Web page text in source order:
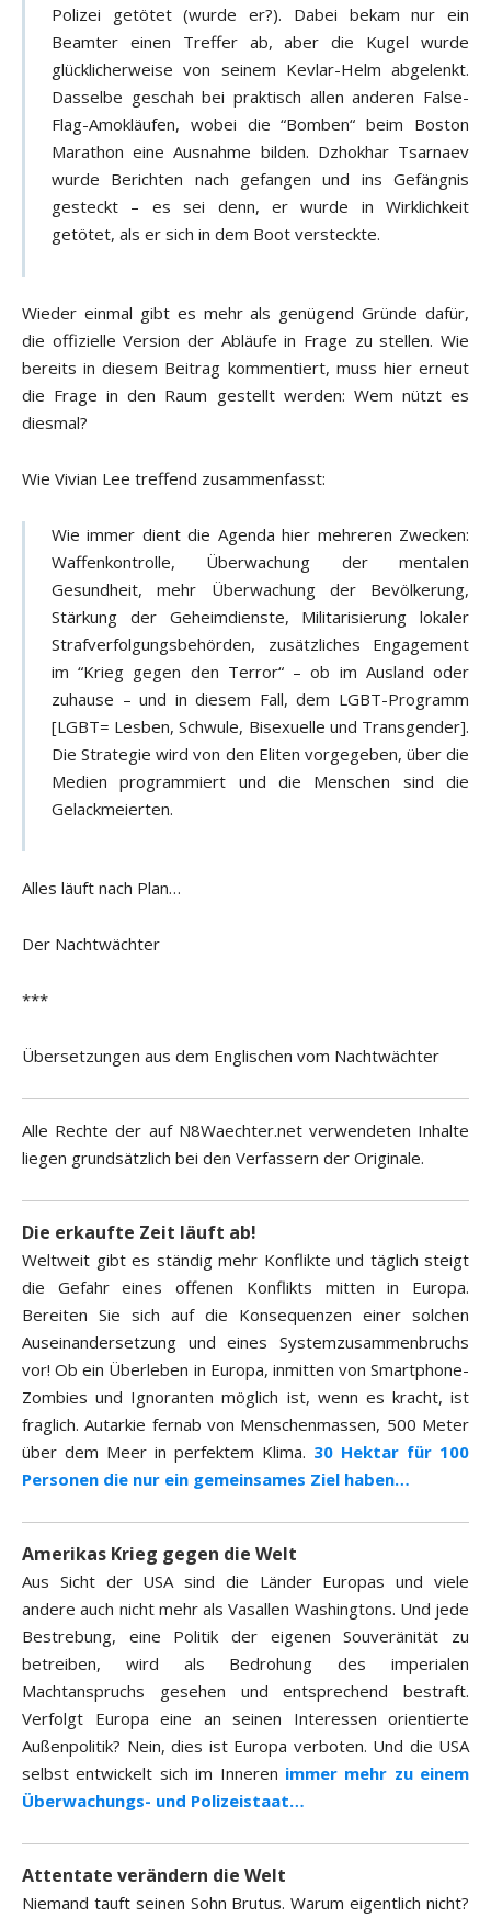
Polizei getötet (wurde er?). Dabei bekam nur ein
Beamter einen Treffer ab, aber die Kugel wurde
glücklicherweise von seinem Kevlar-Helm abgelenkt.
Dasselbe geschah bei praktisch allen anderen False-
Flag-Amokläufen, wobei die “Bomben“ beim Boston
Marathon eine Ausnahme bilden. Dzhokhar Tsarnaev
wurde Berichten nach gefangen und ins Gefängnis
gesteckt – es sei denn, er wurde in Wirklichkeit
getötet, als er sich in dem Boot versteckte.
Wieder einmal gibt es mehr als genügend Gründe dafür,
die offizielle Version der Abläufe in Frage zu stellen. Wie
bereits in diesem Beitrag kommentiert, muss hier erneut
die Frage in den Raum gestellt werden: Wem nützt es
diesmal?
Wie Vivian Lee treffend zusammenfasst:
Wie immer dient die Agenda hier mehreren Zwecken:
Waffenkontrolle, Überwachung der mentalen
Gesundheit, mehr Überwachung der Bevölkerung,
Stärkung der Geheimdienste, Militarisierung lokaler
Strafverfolgungsbehörden, zusätzliches Engagement
im “Krieg gegen den Terror“ – ob im Ausland oder
zuhause – und in diesem Fall, dem LGBT-Programm
[LGBT= Lesben, Schwule, Bisexuelle und Transgender].
Die Strategie wird von den Eliten vorgegeben, über die
Medien programmiert und die Menschen sind die
Gelackmeierten.
Alles läuft nach Plan…
Der Nachtwächter
***
Übersetzungen aus dem Englischen vom Nachtwächter
Alle Rechte der auf N8Waechter.net verwendeten Inhalte
liegen grundsätzlich bei den Verfassern der Originale.
Die erkaufte Zeit läuft ab!
Weltweit gibt es ständig mehr Konflikte und täglich steigt
die Gefahr eines offenen Konflikts mitten in Europa.
Bereiten Sie sich auf die Konsequenzen einer solchen
Auseinandersetzung und eines Systemzusammenbruchs
vor! Ob ein Überleben in Europa, inmitten von Smartphone-
Zombies und Ignoranten möglich ist, wenn es kracht, ist
fraglich. Autarkie fernab von Menschenmassen, 500 Meter
über dem Meer in perfektem Klima. 30 Hektar für 100
Personen die nur ein gemeinsames Ziel haben…
Amerikas Krieg gegen die Welt
Aus Sicht der USA sind die Länder Europas und viele
andere auch nicht mehr als Vasallen Washingtons. Und jede
Bestrebung, eine Politik der eigenen Souveränität zu
betreiben, wird als Bedrohung des imperialen
Machtanspruchs gesehen und entsprechend bestraft.
Verfolgt Europa eine an seinen Interessen orientierte
Außenpolitik? Nein, dies ist Europa verboten. Und die USA
selbst entwickelt sich im Inneren immer mehr zu einem
Überwachungs- und Polizeistaat…
Attentate verändern die Welt
Niemand tauft seinen Sohn Brutus. Warum eigentlich nicht?